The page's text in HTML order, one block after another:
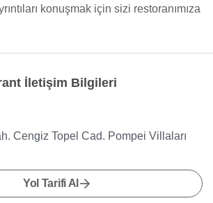
konuşmak için sizi restoranımıza
İletişim Bilgileri
Cengiz Topel Cad. Pompei Villaları
Yol Tarifi Al